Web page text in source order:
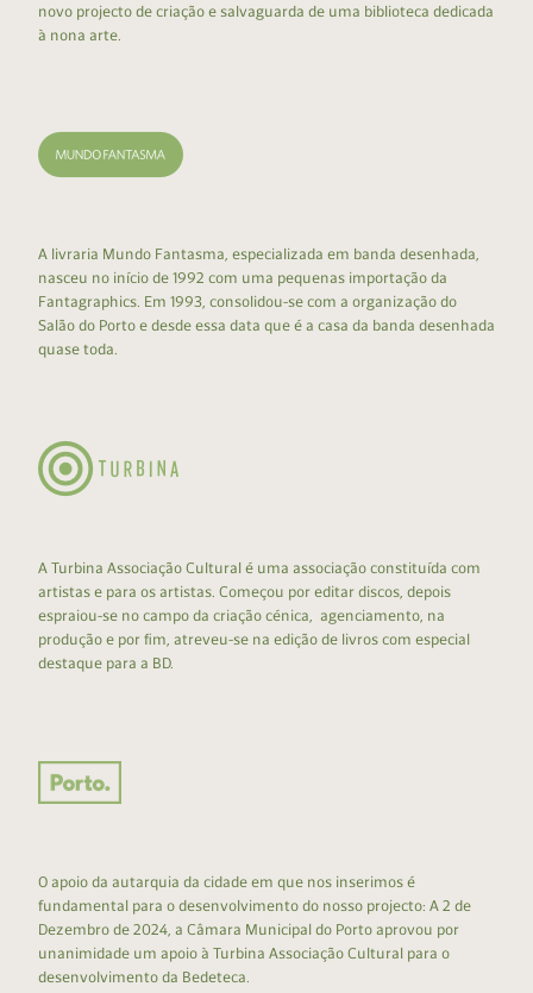
novo projecto de criação e salvaguarda de uma biblioteca dedicada
à nona arte.
A livraria Mundo Fantasma, especializada em banda desenhada,
nasceu no início de 1992 com uma pequenas importação da
Fantagraphics. Em 1993, consolidou-se com a organização do
Salão do Porto e desde essa data que é a casa da banda desenhada
quase toda.
A Turbina Associação Cultural é uma associação constituída com
artistas e para os artistas. Começou por editar discos, depois
espraiou-se no campo da criação cénica, agenciamento, na
produção e por fim, atreveu-se na edição de livros com especial
destaque para a BD.
O apoio da autarquia da cidade em que nos inserimos é
fundamental para o desenvolvimento do nosso projecto: A 2 de
Dezembro de 2024, a Câmara Municipal do Porto aprovou por
unanimidade um apoio à Turbina Associação Cultural para o
desenvolvimento da Bedeteca.